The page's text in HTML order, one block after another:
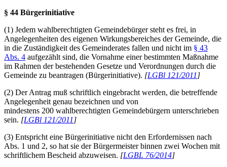
§ 44 Bürgerinitiative
(1) Jedem wahlberechtigten Gemeindebürger steht es frei, in
Angelegenheiten des eigenen Wirkungsbereiches der Gemeinde, die
in die Zuständigkeit des Gemeinderates fallen und nicht im § 43
Abs. 4 aufgezählt sind, die Vornahme einer bestimmten Maßnahme
im Rahmen der bestehenden Gesetze und Verordnungen durch die
Gemeinde zu beantragen (Bürgerinitiative). [LGBl 121/2011 ]
(2) Der Antrag muß schriftlich eingebracht werden, die betreffende
Angelegenheit genau bezeichnen und von
mindestens 200 wahlberechtigten Gemeindebürgern unterschrieben
sein. [LGBl 121/2011 ]
(3) Entspricht eine Bürgerinitiative nicht den Erfordernissen nach
Abs. 1 und 2, so hat sie der Bürgermeister binnen zwei Wochen mit
schriftlichem Bescheid abzuweisen. [LGBL 76/2014]